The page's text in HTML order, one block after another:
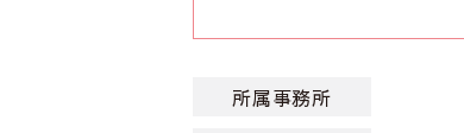
所属事務所